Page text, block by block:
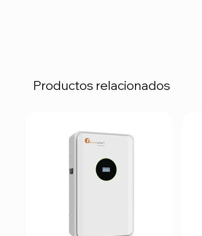
Productos relacionados